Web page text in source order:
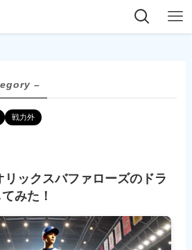
–
戦力外
リックスバファローズのドラ
みた！